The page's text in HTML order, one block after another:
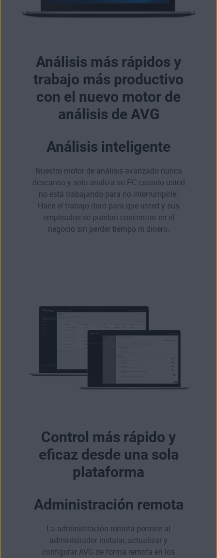
Análisis más rápidos y
trabajo más productivo
con el nuevo motor de
análisis de AVG
Análisis inteligente
Nuestro motor de análisis avanzado nunca
descansa y solo analiza su PC cuando usted
no está trabajando para no interrumpirle.
Hace el trabajo duro para que usted y sus
empleados se puedan concentrar en el
negocio sin perder tiempo ni dinero.
Control más rápido y
eficaz desde una sola
plataforma
Administración remota
La administración remota permite al
administrador instalar, actualizar y
configurar AVG de forma remota en los